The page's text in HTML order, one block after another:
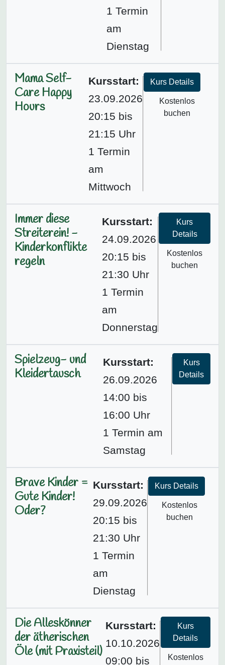
1 Termin
am
Dienstag
Mama Self-
Care Happy
Hours
Kursstart:
23.09.2026
20:15 bis
21:15 Uhr
1 Termin
am
Mittwoch
Kurs Details
Kostenlos
buchen
Immer diese
Streiterein! -
Kinderkonflikte
regeln
Kursstart:
24.09.2026
20:15 bis
21:30 Uhr
1 Termin
am
Donnerstag
Kurs
Details
Kostenlos
buchen
Spielzeug- und
Kleidertausch
Kursstart:
26.09.2026
14:00 bis
16:00 Uhr
1 Termin am
Samstag
Kurs
Details
Brave Kinder =
Gute Kinder!
Oder?
Kursstart:
29.09.2026
20:15 bis
21:30 Uhr
1 Termin
am
Dienstag
Kurs Details
Kostenlos
buchen
Die Alleskönner
der ätherischen
Öle (mit Praxisteil)
Kursstart:
10.10.2026
09:00 bis
Kurs
Details
Kostenlos